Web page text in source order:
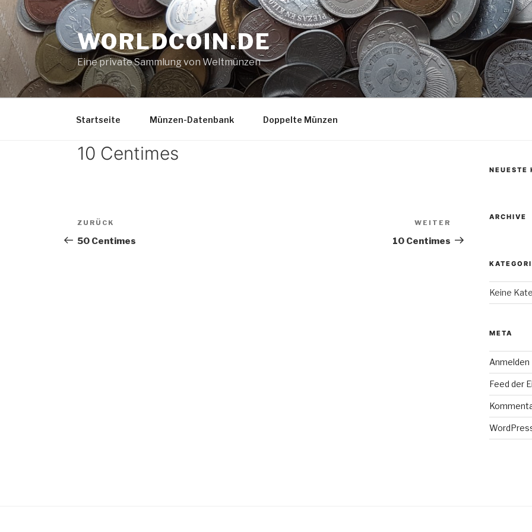
Zum
Inhalt
springen
WORLDCOIN.DE
Eine private Sammlung von Weltmünzen
Startseite Münzen-Datenbank Doppelte Münzen
10 Centimes
Beitrags-
Navigation
Vorheriger
Beitrag
ZURÜCK
50 Centimes
Beitrag
WEITER
10 Centimes
NEUESTE
ARCHIVE
Keine
META
Anmelden
Feed der